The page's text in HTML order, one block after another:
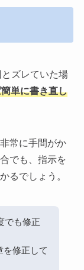
ズレていた場
単に書き直し
常に手間がか
でも、指示を
るでしょう。
でも修正
を修正して